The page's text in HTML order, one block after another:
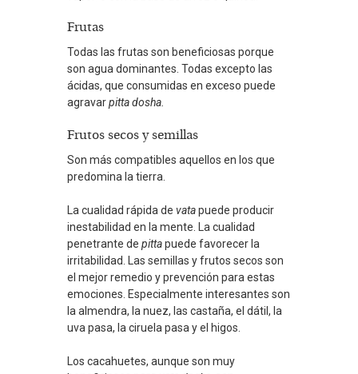
Frutas
Todas las frutas son beneficiosas porque
son agua dominantes. Todas excepto las
ácidas, que consumidas en exceso puede
agravarpitta dosha.
Frutos secos y semillas
Son más compatibles aquellos en los que
predomina la tierra.
La cualidad rápida de vatapuede producir
inestabilidad en la mente. La cualidad
penetrante de pittapuede favorecer la
irritabilidad. Las semillas y frutos secos son
el mejor remedio y prevención para estas
emociones. Especialmente interesantes son
la almendra, la nuez, las castaña, el dátil, la
uva pasa, la ciruela pasa y el higos.
Los cacahuetes, aunque son muy